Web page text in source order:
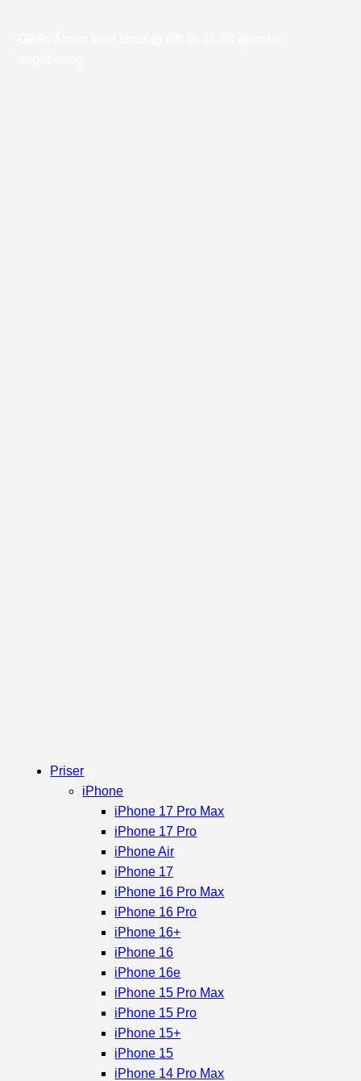
Priser
iPhone
iPhone 17 Pro Max
iPhone 17 Pro
iPhone Air
iPhone 17
iPhone 16 Pro Max
iPhone 16 Pro
iPhone 16+
iPhone 16
iPhone 16e
iPhone 15 Pro Max
iPhone 15 Pro
iPhone 15+
iPhone 15
iPhone 14 Pro Max